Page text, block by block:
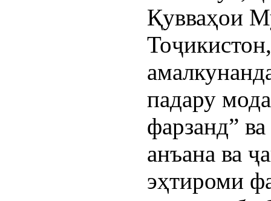
Қувваҳои
падару
фарзанд”
анъана ва
эҳтироми